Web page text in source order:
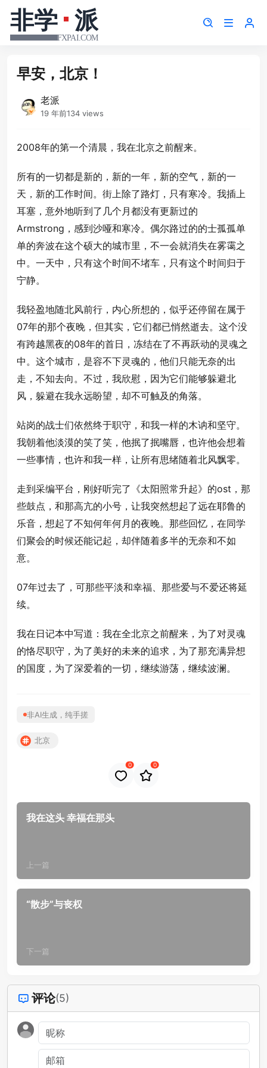
早安，北京！
老派
19 年前134 views
2008年的第一个清晨，我在北京之前醒来。
所有的一切都是新的，新的一年，新的空气，新的一
天，新的工作时间。街上除了路灯，只有寒冷。我插上
耳塞，意外地听到了几个月都没有更新过的
Armstrong，感到沙哑和寒冷。偶尔路过的的士孤孤单
单的奔波在这个硕大的城市里，不一会就消失在雾霭之
中。一天中，只有这个时间不堵车，只有这个时间归于
宁静。
我轻盈地随北风前行，内心所想的，似乎还停留在属于
07年的那个夜晚，但其实，它们都已悄然逝去。这个没
有跨越黑夜的08年的首日，冻结在了不再跃动的灵魂之
中。这个城市，是容不下灵魂的，他们只能无奈的出
走，不知去向。不过，我欣慰，因为它们能够躲避北
风，躲避在我永远盼望，却不可触及的角落。
站岗的战士们依然终于职守，和我一样的木讷和坚守。
我朝着他淡漠的笑了笑，他抿了抿嘴唇，也许他会想着
一些事情，也许和我一样，让所有思绪随着北风飘零。
走到采编平台，刚好听完了《太阳照常升起》的ost，那
些鼓点，和那高亢的小号，让我突然想起了远在耶鲁的
乐音，想起了不知何年何月的夜晚。那些回忆，在同学
们聚会的时候还能记起，却伴随着多半的无奈和不如
意。
07年过去了，可那些平淡和幸福、那些爱与不爱还将延
续。
我在日记本中写道：我在全北京之前醒来，为了对灵魂
的恪尽职守，为了美好的未来的追求，为了那充满异想
的国度，为了深爱着的一切，继续游荡，继续波澜。
非AI生成，纯手搓
北京
0 0
我在这头 幸福在那头
上一篇
“散步”与丧权
下一篇
评论(5)